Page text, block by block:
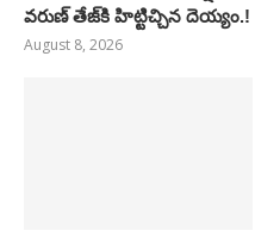
వరుణ్ తేజ్‌కి హిట్టిచ్చిన దెయ్యం.!
August 8, 2026